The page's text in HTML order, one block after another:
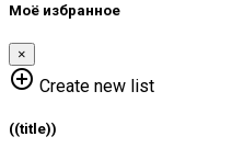
Моё избранное
×
add_circle_outline Create new list
((title))